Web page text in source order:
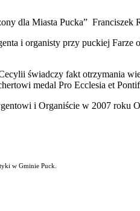
dla Miasta Pucka” Franciszek
i organisty przy puckiej Farze
świadczy fakt otrzymania
medal Pro Ecclesia et
i Organiście w 2007 roku
w Gminie Puck.